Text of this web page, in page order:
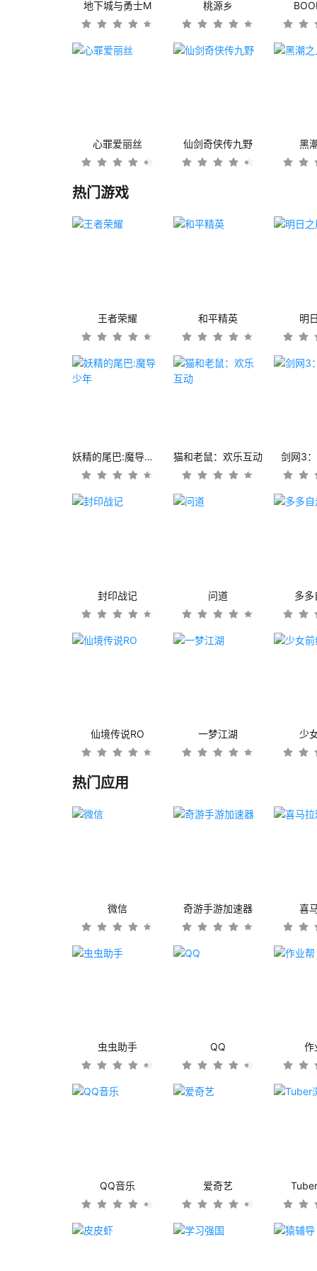
地下城与勇士M 桃源乡
心罪爱丽丝 仙剑奇侠传九野 黑
热门游戏
王者荣耀 和平精英 明
妖精的尾巴:魔导少年 猫和老鼠：欢乐互动 剑网3
封印战记 问道 多多
仙境传说RO 一梦江湖 少
热门应用
微信 奇游手游加速器 喜
虫虫助手 QQ 作
QQ音乐 爱奇艺